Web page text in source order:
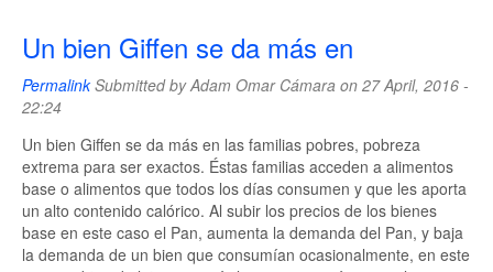
Un bien Giffen se da más en
PermalinkSubmitted byAdam Omar Cámara on 27 April, 2016 -
22:24
Un bien Giffen se da más en las familias pobres, pobreza
extrema para ser exactos. Éstas familias acceden a alimentos
base o alimentos que todos los días consumen y que les aporta
un alto contenido calórico. Al subir los precios de los bienes
base en este caso el Pan, aumenta la demanda del Pan, y baja
la demanda de un bien que consumían ocasionalmente, en este